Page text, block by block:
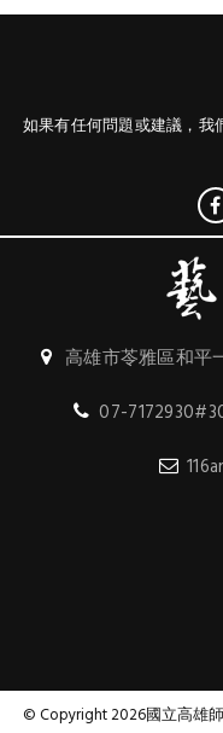
如果有任何問題或建議，我
高雄市苓雅區和平
07-
© Copyright 2026國立高雄